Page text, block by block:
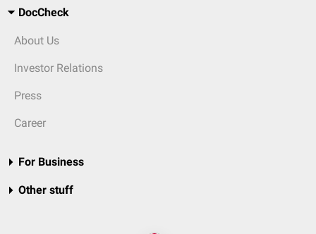
DocCheck
About Us
Investor Relations
Press
Career
For Business
Other stuff